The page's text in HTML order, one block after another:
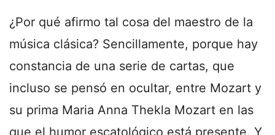
¿Por qué afirmo tal cosa del maestro de la
música clásica? Sencillamente, porque hay
constancia de una serie de cartas, que
incluso se pensó en ocultar, entre Mozart y
su prima Maria Anna Thekla Mozart en las
que el humor escatológico está presente. Y